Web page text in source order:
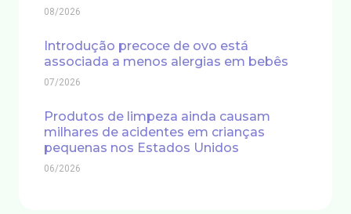
08/2026
Introdução precoce de ovo está
associada a menos alergias em bebês
07/2026
Produtos de limpeza ainda causam
milhares de acidentes em crianças
pequenas nos Estados Unidos
06/2026